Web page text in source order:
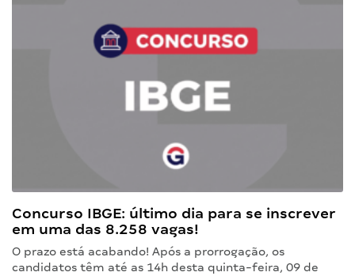
Concurso IBGE: último dia para se inscrever
em uma das 8.258 vagas!
O prazo está acabando! Após a prorrogação, os
candidatos têm até as 14h desta quinta-feira, 09 de